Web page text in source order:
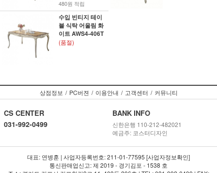
480원 적립
수입 빈티지 테이
블 식탁 어울림 화
이트 AWS4-406T
(품절)
상점정보 / PC버젼 / 이용안내 / 고객센터 / 커뮤니티
CS CENTER
031-992-0499
BANK INFO
신한은행 110-212-482021
예금주: 코스터디자인
대표: 연병훈 | 사업자등록번호: 211-01-77595 [사업자정보확인]
통신판매업신고: 제 2019 - 경기김포 - 1538 호